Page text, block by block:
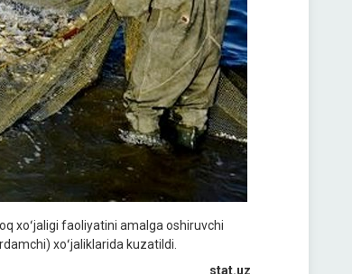
xoʻjaligi faoliyatini amalga oshiruvchi
xoʻjaliklarida kuzatildi.
stat.uz